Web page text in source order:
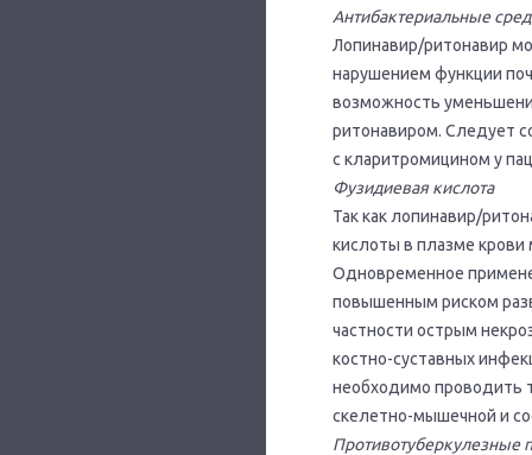
Антибактериальные
Лопинавир/ритонавир
нарушением функции
возможность
ритонавиром. Следует
с кларитромицином у
Фузидиевая кислота
Так как лопинавир/
кислоты в плазме
Одновременное
повышенным риском
частности острым
костно-суставных
необходимо проводить
скелетно-мышечной и
Противотуберкулезные